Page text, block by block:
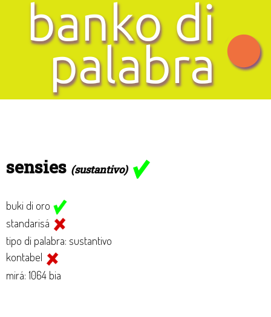
sensies (sustantivo)
buki di oro
standarisá
tipo di palabra: sustantivo
kontabel
mirá: 1064 bia